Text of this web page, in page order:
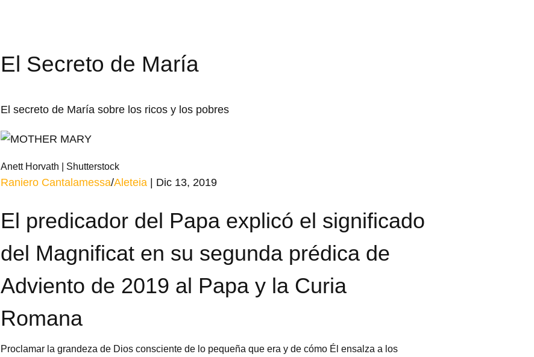
El Secreto de María
El secreto de María sobre los ricos y los pobres
Anett Horvath | Shutterstock
Raniero Cantalamessa/Aleteia| Dic 13, 2019
El predicador del Papa explicó el significado
del Magnificat en su segunda prédica de
Adviento de 2019 al Papa y la Curia
Romana
Proclamar la grandeza de Dios consciente de lo pequeña que era y de cómo Él ensalza a los